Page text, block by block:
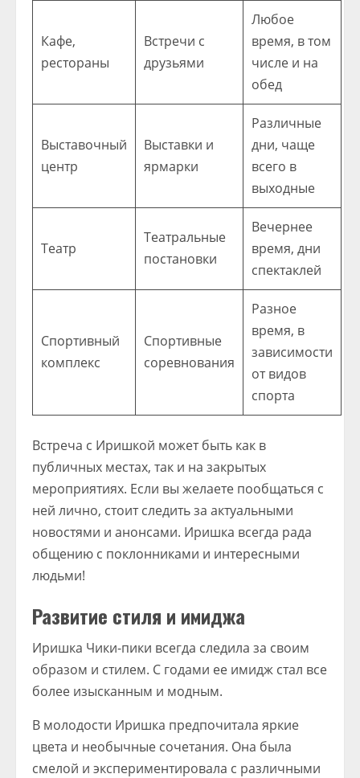
Кафе,
рестораны
Встречи с
друзьями
Любое
время, в том
числе и на
обед
Выставочный
центр
Выставки и
ярмарки
Различные
дни, чаще
всего в
выходные
Театр
Театральные
постановки
Вечернее
время, дни
спектаклей
Спортивный
комплекс
Спортивные
соревнования
Разное
время, в
зависимости
от видов
спорта
Встреча с Иришкой может быть как в
публичных местах, так и на закрытых
мероприятиях. Если вы желаете пообщаться с
ней лично, стоит следить за актуальными
новостями и анонсами. Иришка всегда рада
общению с поклонниками и интересными
людьми!
Развитие стиля и имиджа
Иришка Чики-пики всегда следила за своим
образом и стилем. С годами ее имидж стал все
более изысканным и модным.
В молодости Иришка предпочитала яркие
цвета и необычные сочетания. Она была
смелой и экспериментировала с различными